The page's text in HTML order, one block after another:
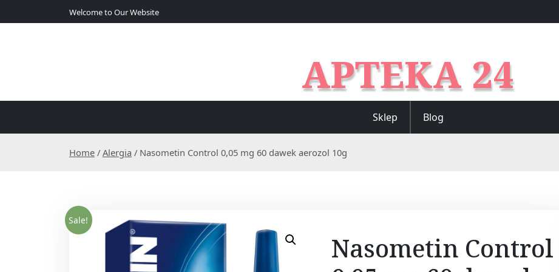
k
t
Welcome to Our Website
APTEKA 24
Sklep Blog
Home / Alergia / Nasometin Control 0,05 mg 60 dawek aerozol 10g
Sale!
Nasometin Control